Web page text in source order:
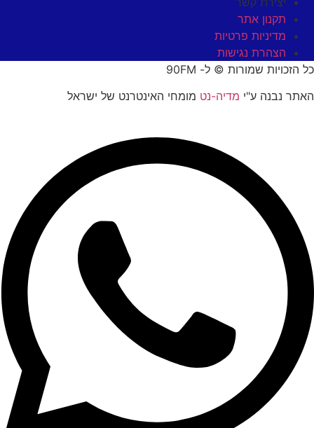
תקנון אתר
מדיניות פרטיות
הצהרת נגישות
כל הזכויות שמורות © ל- 90FM
האתר נבנה ע"י מדיה-נט מומחי האינטרנט של ישראל